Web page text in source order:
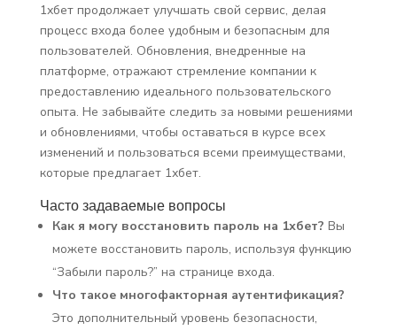
1хбет продолжает улучшать свой сервис, делая
процесс входа более удобным и безопасным для
пользователей. Обновления, внедренные на
платформе, отражают стремление компании к
предоставлению идеального пользовательского
опыта. Не забывайте следить за новыми решениями
и обновлениями, чтобы оставаться в курсе всех
изменений и пользоваться всеми преимуществами,
которые предлагает 1хбет.
Часто задаваемые вопросы
Как я могу восстановить пароль на 1хбет? Вы
можете восстановить пароль, используя функцию
“Забыли пароль?” на странице входа.
Что такое многофакторная аутентификация?
Это дополнительный уровень безопасности,